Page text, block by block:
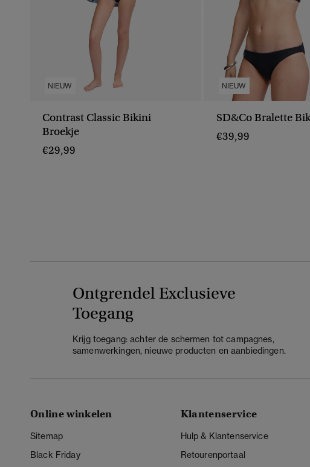
NIEUW
Contrast Classic Bikini
Broekje
€29,99
NIEUW
SD&Co Bralette
€39,99
Ontgrendel Exclusieve
Toegang
Krijg toegang: achter de schermen tot campagnes,
samenwerkingen, nieuwe producten en aanbiedingen.
Online winkelen
Sitemap
Black Friday
Klantenservice
Hulp & Klantenservice
Retourenportaal